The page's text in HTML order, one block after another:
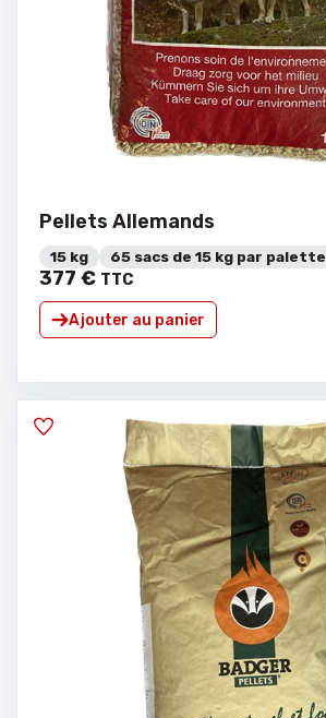
Pellets Allemands
15 kg 65 sacs de 15 kg par palette
377 € TTC
Ajouter au panier